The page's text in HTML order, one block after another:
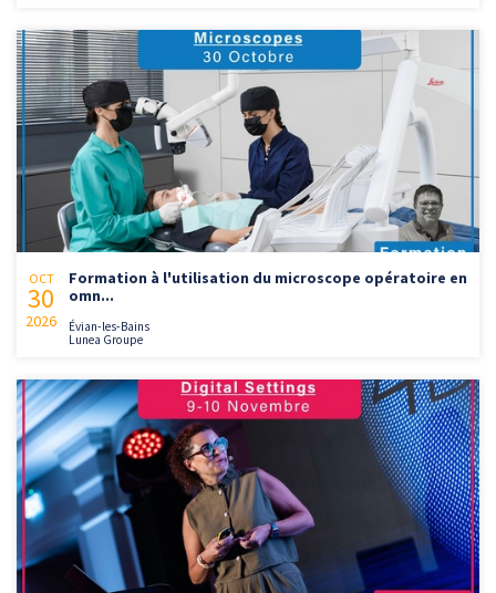
OCT
30
2026
Formation à l'utilisation du microscope opératoire en
omn...
Évian-les-Bains
Lunea Groupe